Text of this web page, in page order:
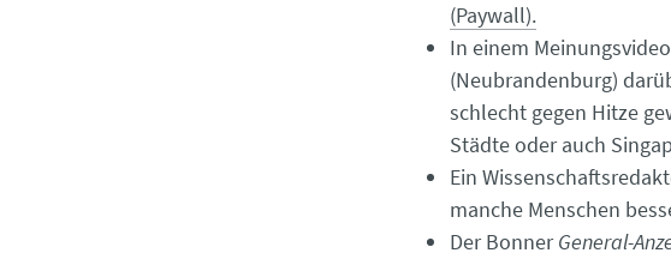
(Paywall).
In einem
(Neubrandenburg)
schlecht gegen Hitze
Städte oder auch
Ein
manche Menschen
Der BonnerGeneral-